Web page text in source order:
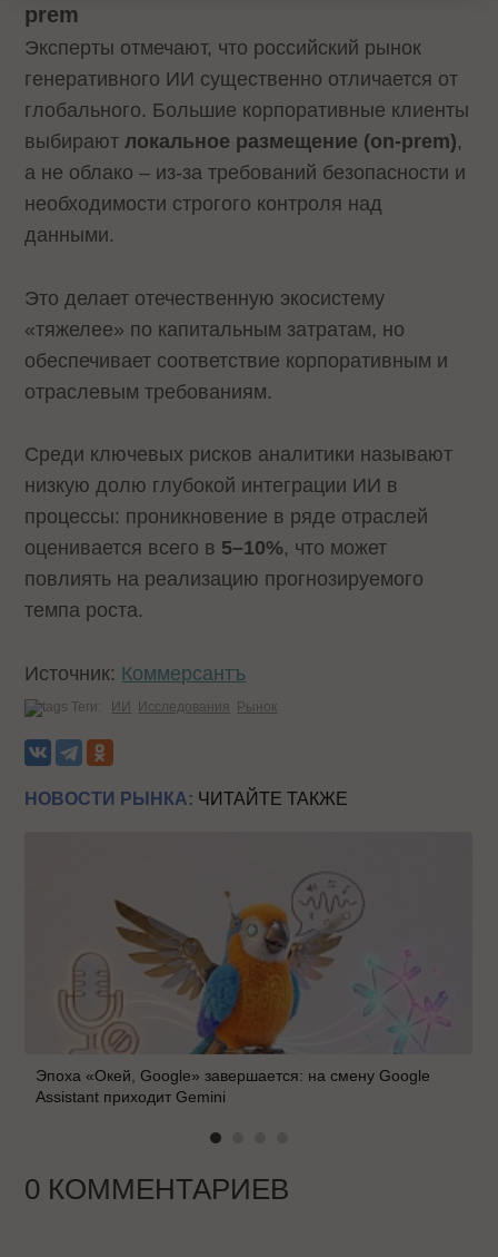
prem
Эксперты отмечают, что российский рынок
генеративного ИИ существенно отличается от
глобального. Большие корпоративные клиенты
выбираютлокальное размещение (on-prem),
а не облако – из-за требований безопасности и
необходимости строгого контроля над
данными.
Это делает отечественную экосистему
«тяжелее» по капитальным затратам, но
обеспечивает соответствие корпоративным и
отраслевым требованиям.
Среди ключевых рисков аналитики называют
низкую долю глубокой интеграции ИИ в
процессы: проникновение в ряде отраслей
оценивается всего в 5–10%, что может
повлиять на реализацию прогнозируемого
темпа роста.
Источник: Коммерсантъ
Теги: ИИ Исследования Рынок
НОВОСТИ РЫНКА: ЧИТАЙТЕ ТАКЖЕ
Эпоха «Окей, Google» завершается: на смену Google
Assistant приходит Gemini
0 КОММЕНТАРИЕВ